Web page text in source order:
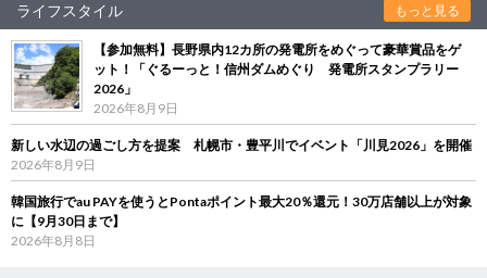
ライフスタイル もっと見る
【参加無料】長野県内12カ所の発電所をめぐって豪華賞品をゲ
ット！「ぐるーっと！信州ダムめぐり 発電所スタンプラリー
2026」
2026年8月9日
新しい水辺の過ごし方を提案 札幌市・豊平川でイベント「川見2026」を開催
2026年8月9日
韓国旅行でau PAYを使うとPontaポイント最大20％還元！30万店舗以上が対象
に【9月30日まで】
2026年8月8日